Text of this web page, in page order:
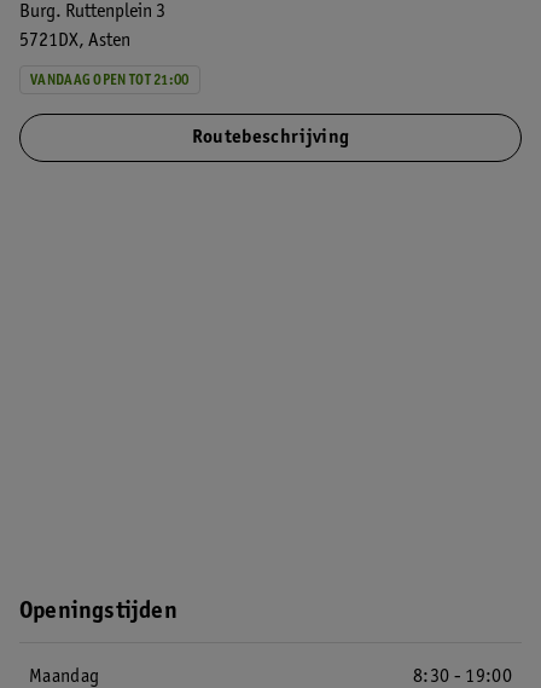
Burg. Ruttenplein 3
5721DX Asten
VANDAAG OPEN TOT 21:00
Routebeschrijving
Openingstijden
Maandag
8:30 - 19:00